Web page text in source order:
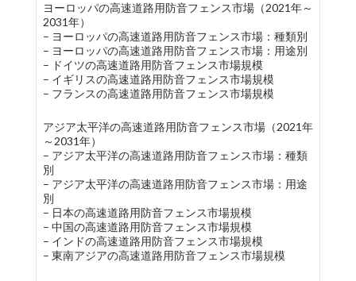
ヨーロッパの高速道路用防音フェンス市場（2021年～
2031年）
– ヨーロッパの高速道路用防音フェンス市場：種類別
– ヨーロッパの高速道路用防音フェンス市場：用途別
– ドイツの高速道路用防音フェンス市場規模
– イギリスの高速道路用防音フェンス市場規模
– フランスの高速道路用防音フェンス市場規模
アジア太平洋の高速道路用防音フェンス市場（2021年
～2031年）
– アジア太平洋の高速道路用防音フェンス市場：種類
別
– アジア太平洋の高速道路用防音フェンス市場：用途
別
– 日本の高速道路用防音フェンス市場規模
– 中国の高速道路用防音フェンス市場規模
– インドの高速道路用防音フェンス市場規模
– 東南アジアの高速道路用防音フェンス市場規模